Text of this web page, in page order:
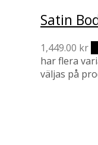
Satin
1,449.00 kr
har flera
väljas på